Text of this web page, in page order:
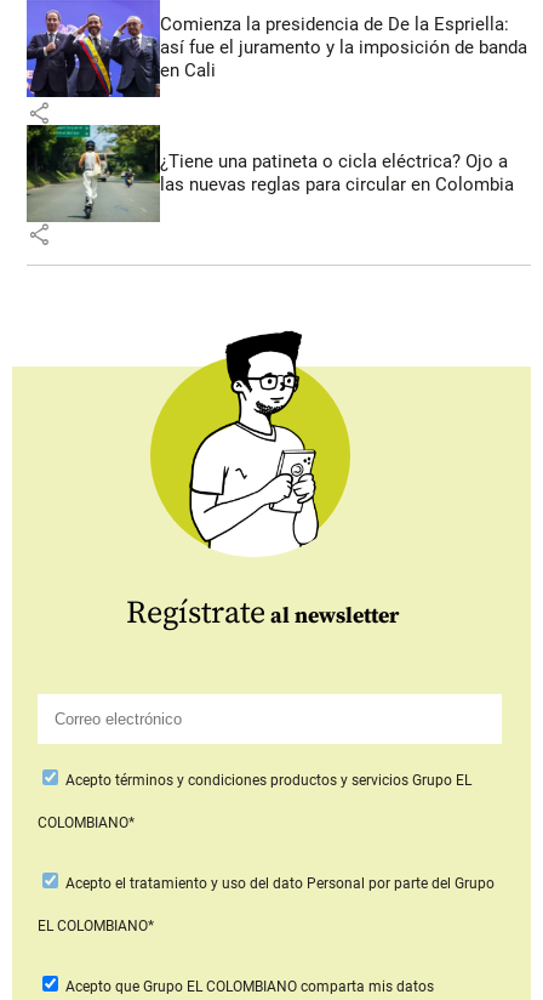
Comienza la presidencia de De la Espriella:
así fue el juramento y la imposición de banda
en Cali
share
¿Tiene una patineta o cicla eléctrica? Ojo a
las nuevas reglas para circular en Colombia
share
Regístrate al newsletter
Aceptotérminos y condiciones productos y serviciosGrupo EL
COLOMBIANO*
Acepto el tratamiento y uso del dato Personal por parte del Grupo
EL COLOMBIANO*
Acepto que Grupo EL COLOMBIANOcomparta mis datos